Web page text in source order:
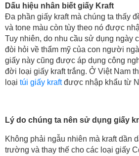
Dấu hiệu nhân biết giấy Kraft
Đa phần giấy kraft mà chúng ta thấy
và tone màu còn tùy theo nó được
Tuy nhiên, do nhu cầu sử dụng ngày
đòi hỏi về thẩm mỹ của con người
giấy này cũng được áp dụng công
đời loại giấy kraft trắng. Ở Việt Nam
loại túi giấy kraftđược nhập khẩu từ
Lý do chúng ta nên sử dụng giấy
Không phải ngẫu nhiên mà kraft dần
trường và thay thế cho các loại giấy